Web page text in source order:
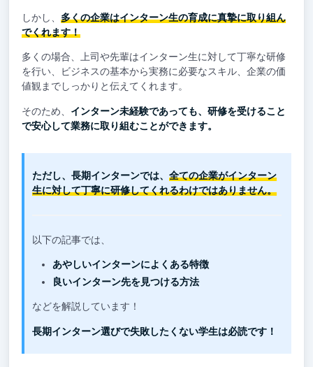
しかし、 多くの企業はインターン生の育成に真摯に取り組ん
でくれます！
多くの場合、上司や先輩はインターン生に対して丁寧な研修
を行い、ビジネスの基本から実務に必要なスキル、企業の価
値観までしっかりと伝えてくれます。
そのため、 インターン未経験であっても、研修を受けること
で安心して業務に取り組むことができます。
ただし、長期インターンでは、全ての企業がインターン
生に対して丁寧に研修してくれるわけではありません。
以下の記事では、
あやしいインターンによくある特徴
良いインターン先を見つける方法
などを解説しています！
長期インターン選びで失敗したくない学生は必読です！